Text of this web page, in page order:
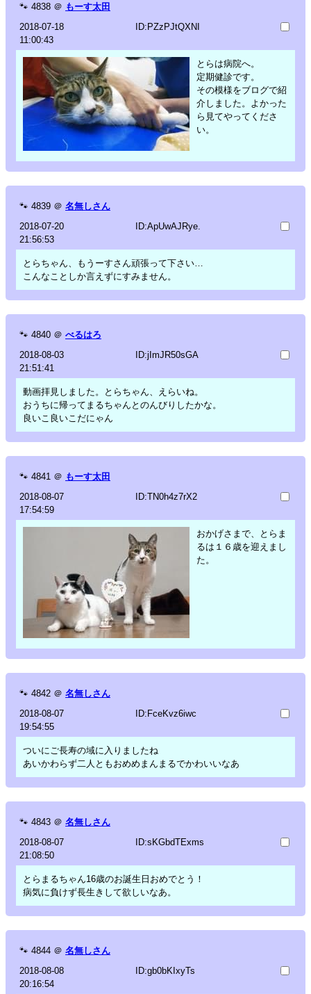
🐾 4838 ＠ もーす太田
2018-07-18
11:00:43
ID:PZzPJtQXNI
とらは病院へ。
定期健診です。
その模様をブログで紹
介しました。よかった
ら見てやってくださ
い。
🐾 4839 ＠ 名無しさん
2018-07-20
21:56:53
ID:ApUwAJRye.
とらちゃん、もうーすさん頑張って下さい…
こんなことしか言えずにすみません。
🐾 4840 ＠ べるはろ
2018-08-03
21:51:41
ID:jImJR50sGA
動画拝見しました。とらちゃん、えらいね。
おうちに帰ってまるちゃんとのんびりしたかな。
良いこ良いこだにゃん
🐾 4841 ＠ もーす太田
2018-08-07
17:54:59
ID:TN0h4z7rX2
おかげさまで、とらま
るは１６歳を迎えまし
た。
🐾 4842 ＠ 名無しさん
2018-08-07
19:54:55
ID:FceKvz6iwc
ついにご長寿の域に入りましたね
あいかわらず二人ともおめめまんまるでかわいいなあ
🐾 4843 ＠ 名無しさん
2018-08-07
21:08:50
ID:sKGbdTExms
とらまるちゃん16歳のお誕生日おめでとう！
病気に負けず長生きして欲しいなあ。
🐾 4844 ＠ 名無しさん
2018-08-08
20:16:54
ID:gb0bKIxyTs